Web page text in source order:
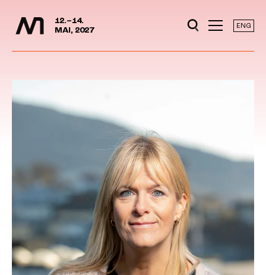
Hopp til hovedinnhold
12.–14.
MAI, 2027
ENG